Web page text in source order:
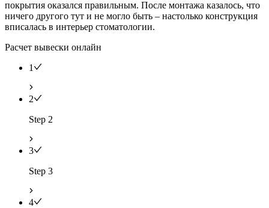
покрытия оказался правильным. После монтажа казалось, что
ничего другого тут и не могло быть – настолько конструкция
вписалась в интерьер стоматологии.
Расчет вывески онлайн
1
2
Step 2
3
Step 3
4